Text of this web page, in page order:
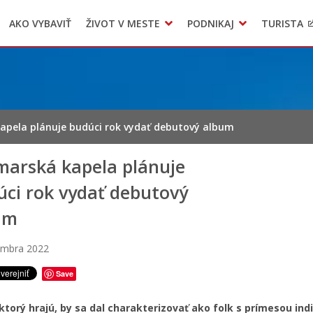
Geo informačný systém – Kežmarok
Oznamovanie podozrení z podvodov
AKO VYBAVIŤ ŽIVOT V MESTE
Triedený zber – NATUR – PACK
PODNIKAJ TURISTA
plánuje budúci rok vydať debutový album
kapela plánuje
rok vydať debutový
2022
Save
hrajú, by sa dal charakterizovať ako folk s prímesou